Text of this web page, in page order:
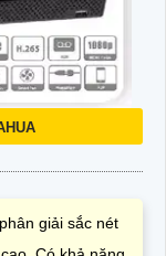
giải sắc nét